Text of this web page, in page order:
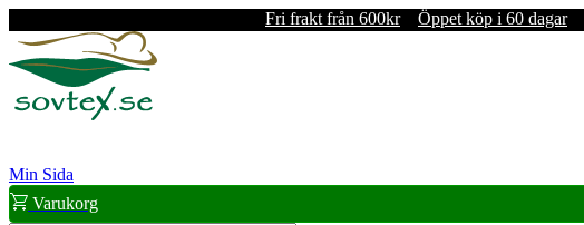
Fri frakt från 600kr Öppet köp i 60 dagar
Min Sida
Varukorg